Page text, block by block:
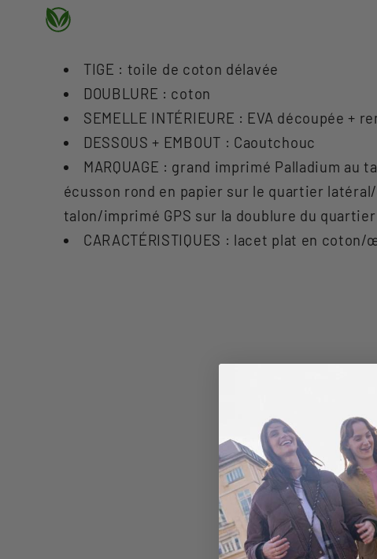
TIGE : toile de coton délavée
DOUBLURE : coton
SEMELLE INTÉRIEURE : EVA découpée
DESSOUS + EMBOUT : Caoutchouc
MARQUAGE : grand imprimé Palladium
écusson rond en papier sur le quartier
talon/imprimé GPS sur la doublure du
CARACTÉRISTIQUES : lacet plat en